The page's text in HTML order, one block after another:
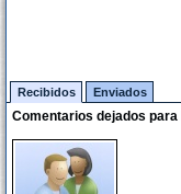
Recibidos Enviados
Comentarios dejados para